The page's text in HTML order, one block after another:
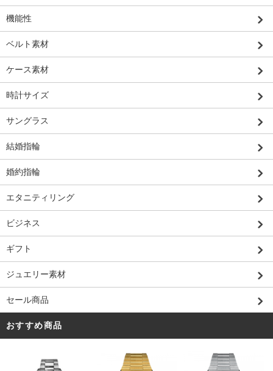
機能性
ベルト素材
ケース素材
時計サイズ
サングラス
結婚指輪
婚約指輪
エタニティリング
ビジネス
ギフト
ジュエリー素材
セール商品
おすすめ商品